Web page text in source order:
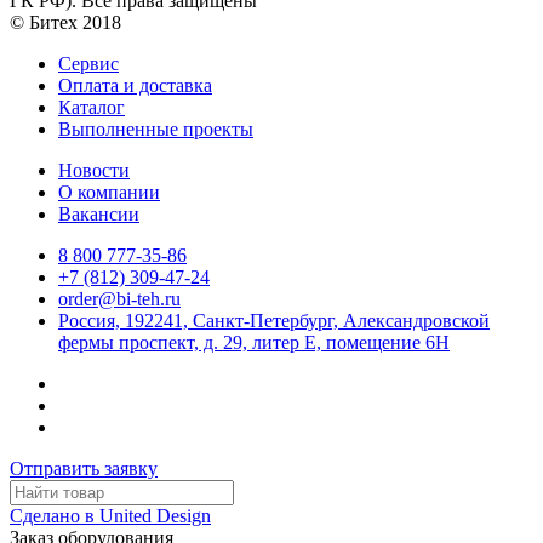
© Битех 2018
Сервис
Оплата и доставка
Каталог
Выполненные проекты
Новости
О компании
Вакансии
8 800 777-35-86
+7 (812) 309-47-24
order@bi-teh.ru
Россия, 192241, Санкт-Петербург, Александровской
фермы проспект, д. 29, литер Е, помещение 6Н
Отправить заявку
Сделано в United Design
Заказ оборудования